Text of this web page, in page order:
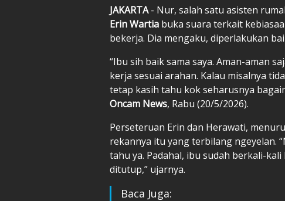
JAKARTA- Nur, salah satu asisten
Erin Wartia buka suara terkait
bekerja. Dia mengaku, diperlakukan
“Ibu sih baik sama saya. Aman-aman
kerja sesuai arahan. Kalau misalnya
tetap kasih tahu kok seharusnya
Oncam News, Rabu (20/5/2026).
Perseteruan Erin dan Herawati,
rekannya itu yang terbilang ngeyelan.
tahu ya. Padahal, ibu sudah berkali-
ditutup,” ujarnya.
Baca Juga: